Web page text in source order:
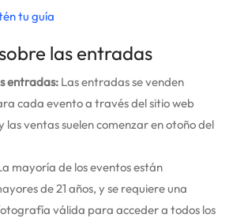
tu guía
las entradas
entradas: Las entradas se venden
cada evento a través del sitio web
las ventas suelen comenzar en otoño del
mayoría de los eventos están
de 21 años, y se requiere una
válida para acceder a todos los